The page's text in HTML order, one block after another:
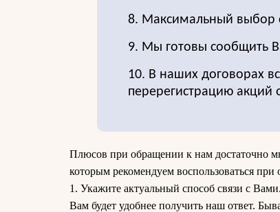
8. Максимальный выбор
9. Мы готовы сообщить
10. В наших договорах
перерегистрацию
Плюсов при обращении к нам достаточно
которым рекомендуем воспользоваться
1. Укажите актуальный способ связи с
Вам будет удобнее получить наш ответ.